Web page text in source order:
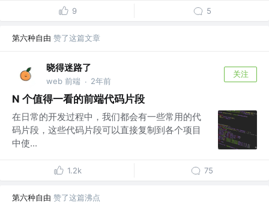
9 5
第六种自由 赞了这篇文章
晓得迷路了
web 前端 · 2年前
关注
N 个值得一看的前端代码片段
在日常的开发过程中，我们都会有一些常用的代
码片段，这些代码片段可以直接复制到各个项目
中使...
1.2k 75
第六种自由 赞了这篇沸点